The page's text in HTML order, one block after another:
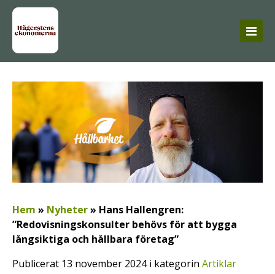
Hem » Nyheter» Hans Hallengren:
”Redovisningskonsulter behövs för att bygga
långsiktiga och hållbara företag”
Publicerat 13 november 2024 i kategorin Artiklar